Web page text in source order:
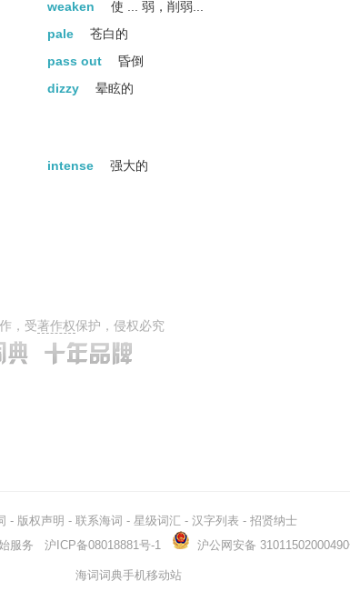
weaken
使 ... 弱，削弱...
pale
苍白的
pass out
昏倒
dizzy
晕眩的
fall down
跌倒
twilight
黄昏
distant
疏远的
conk
鼻子
light
光
fainthearted 懦弱的
intense
强大的
，受著作权保护，侵权必究
- 版权声明 - 联系海词 - 星级词汇 - 汉字列表 - 招贤纳士
服务 沪ICP备08018881号-1 沪公网安备
海词词典手机移动站